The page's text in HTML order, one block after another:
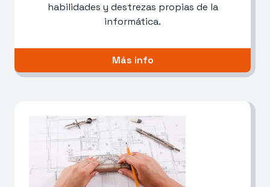
habilidades y destrezas propias de la
informática.
Más info